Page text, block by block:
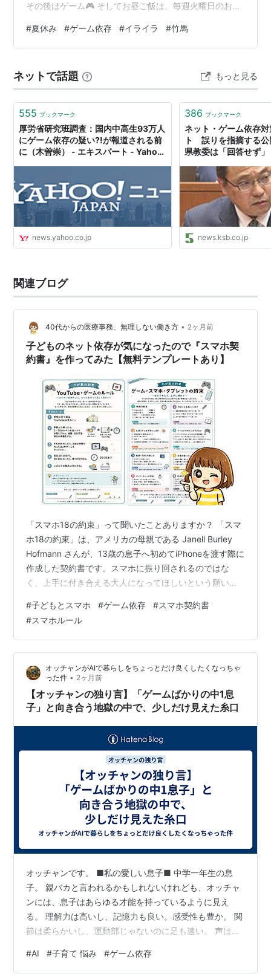
その後はゲーム🎮 そしてお昼ご飯は、毎週火曜日のお楽
日はコープ自然派の配達日で、届いたばかりの新鮮な卵
が食べられるからです✨ 卵かけご飯が大好きな息子は、
ら、またゲーム🎮 「1時間だけね！」と約束していたの
に、そのままゲームを続け、気づけば夕方5時ごろま
で…。 ゲームを始めると本当…
#夏休み #ゲーム依存 #イライラ #竹馬
ネットで話題 もっと見る
555 ブックマーク
厚労省研究班調査：国内中高生93万人
にゲーム依存の疑い?!が報道される前
に（木曽崇） - エキスパート - Yahoo!
news.yahoo.co.jp
386 ブックマーク
ネット・ゲーム依存
ト 誤りを指摘する公
県教委は「回答せず
news.ksb.co.jp
関連ブログ
40代からの医療事務、無理しない働き方 • 2ヶ月前
子どものネット依存が気になったので『スマホ契
約書』を作ってみた【無料テンプレートあり】
「スマホ18の約束」って聞いたことありますか？ 「スマ
ホ18の約束」は、アメリカの母親である Janell Burley
Hofmann さんが、13歳の息子へ初めてiPhoneを渡す際に
作成した契約書です。スマホに振り回されるのではな
く、上手に付き合える大人になってほしいという願いが
た。 私自身、この「スマホ18の約束」にとっても共感し
たので少しご紹介いたします。 １、口約束よりも「契約
書」の方が真面目さが伝わる ２、契約書を交わすこと
で、親の本気度も伝わる わが家でもスマホ・ゲームの契
約書を作ってみました そしてテンプレート「ゲーム・ス
マホ・…
#子どもとスマホ #ゲーム依存 #スマホ契約書
#スマホルール
オッチャンがAIで暮らしをちょっとだけ良くしたくなっちゃ
った件 • 2ヶ月前
【オッチャンの独り言】「ゲームばかりの中1息
子」と向き合う地獄の中で、少しだけ見えた糸口
オッチャンです。 ■私の愛しい息子■ 中学一年生の息
子。 親バカと言われるかもしれないけれども、オッチャ
ンには、息子はあらゆる才能を持っているように見え
る。 理解力は高いし、記憶力も良い。感受性も豊か。 関
節は柔らかいし、運動部じゃないのに足も速い。 声はデ
し・・・、情緒不安定。少し嫌な事があると学校を休
#AI #子育て 悩み #ゲーム依存